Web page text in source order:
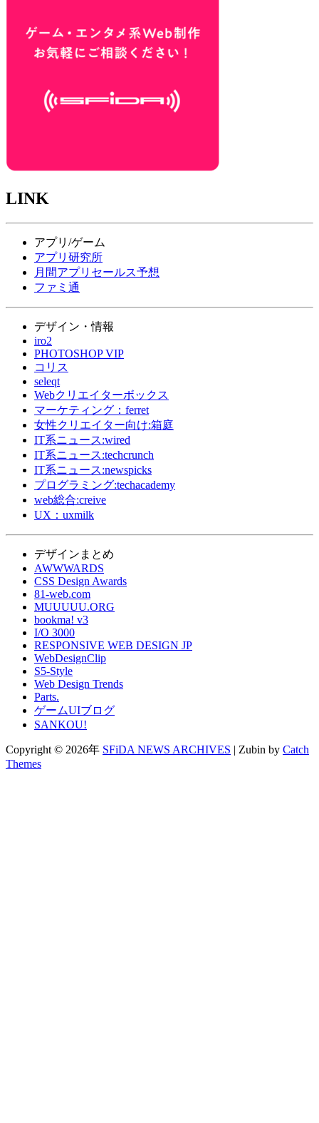
LINK
アプリ/ゲーム
アプリ研究所
月間アプリセールス予想
ファミ通
デザイン・情報
iro2
PHOTOSHOP VIP
コリス
seleqt
Webクリエイターボックス
マーケティング：ferret
女性クリエイター向け:箱庭
IT系ニュース:wired
IT系ニュース:techcrunch
IT系ニュース:newspicks
プログラミング:techacademy
web総合:creive
UX：uxmilk
デザインまとめ
AWWWARDS
CSS Design Awards
81-web.com
MUUUUU.ORG
bookma! v3
I/O 3000
RESPONSIVE WEB DESIGN JP
WebDesignClip
S5-Style
Web Design Trends
Parts.
ゲームUIブログ
SANKOU!
Copyright © 2026年 SFiDA NEWS ARCHIVES | Zubin by Catch
Themes